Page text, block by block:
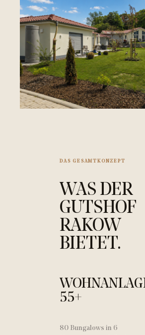
DAS GESAMTKONZEPT
WAS DER
GUTSHOF
RAKOW
BIETET.
55+
80 Bungalows in 6